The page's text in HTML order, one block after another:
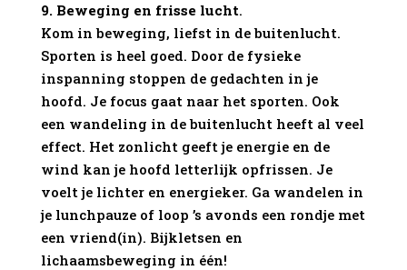
9. Beweging en frisse lucht.
Kom in beweging, liefst in de buitenlucht.
Sporten is heel goed. Door de fysieke
inspanning stoppen de gedachten in je
hoofd. Je focus gaat naar het sporten. Ook
een wandeling in de buitenlucht heeft al veel
effect. Het zonlicht geeft je energie en de
wind kan je hoofd letterlijk opfrissen. Je
voelt je lichter en energieker. Ga wandelen in
je lunchpauze of loop ’s avonds een rondje met
een vriend(in). Bijkletsen en
lichaamsbeweging in één!